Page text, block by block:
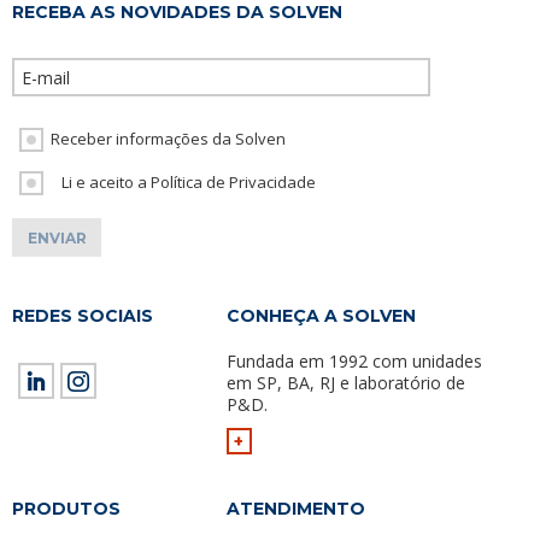
RECEBA AS NOVIDADES DA SOLVEN
Receber informações da Solven
Li e aceito a Política de Privacidade
REDES SOCIAIS CONHEÇA A SOLVEN
Fundada em 1992 com unidades
em SP, BA, RJ e laboratório de
P&D.
+
PRODUTOS ATENDIMENTO